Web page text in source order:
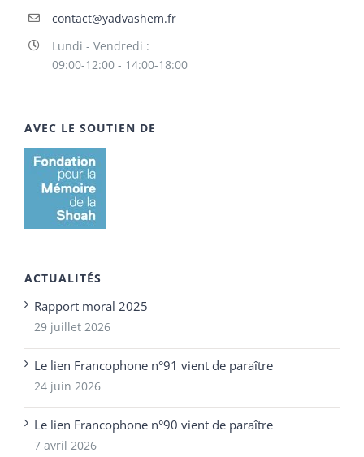
contact@yadvashem.fr
Lundi - Vendredi :
09:00-12:00 - 14:00-18:00
AVEC LE SOUTIEN DE
ACTUALITÉS
Rapport moral 2025
29 juillet 2026
Le lien Francophone n°91 vient de paraître
24 juin 2026
Le lien Francophone n°90 vient de paraître
7 avril 2026